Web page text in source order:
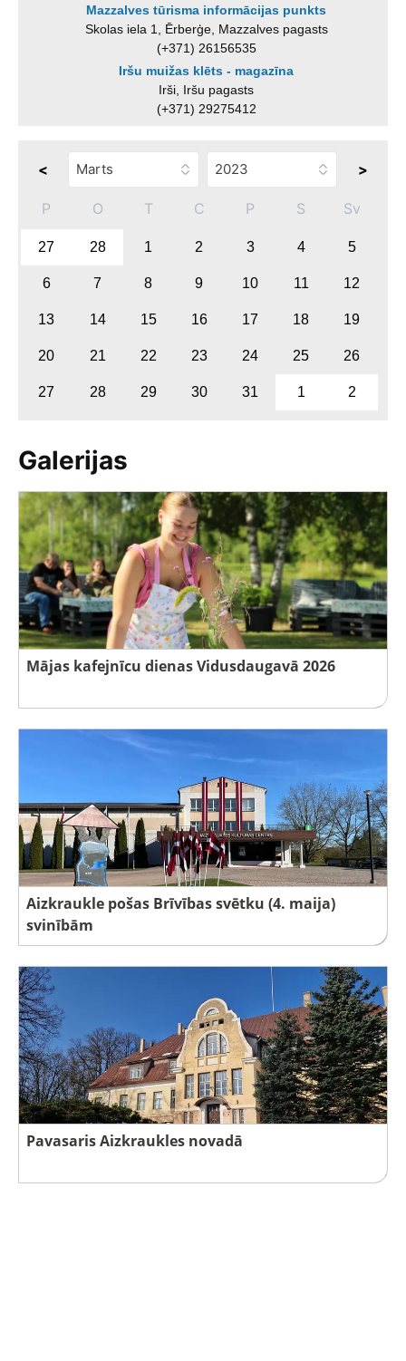
Mazzalves tūrisma informācijas punkts
Skolas iela 1, Ērberģe, Mazzalves pagasts
(+371) 26156535
Iršu muižas klēts - magazīna
Irši, Iršu pagasts
(+371) 29275412
< >
P O T C P S Sv
27 28 1 2 3 4 5
6 7 8 9 10 11 12
13 14 15 16 17 18 19
20 21 22 23 24 25 26
27 28 29 30 31 1 2
Galerijas
Mājas kafejnīcu dienas Vidusdaugavā 2026
Aizkraukle pošas Brīvības svētku (4. maija)
svinībām
Pavasaris Aizkraukles novadā